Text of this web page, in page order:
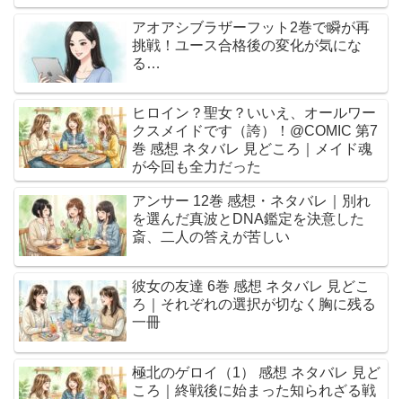
アオアシブラザーフット2巻で瞬が再
挑戦！ユース合格後の変化が気にな
る…
ヒロイン？聖女？いいえ、オールワー
クスメイドです（誇）！@COMIC 第7
巻 感想 ネタバレ 見どころ｜メイド魂
が今回も全力だった
アンサー 12巻 感想・ネタバレ｜別れ
を選んだ真波とDNA鑑定を決意した
斎、二人の答えが苦しい
彼女の友達 6巻 感想 ネタバレ 見どこ
ろ｜それぞれの選択が切なく胸に残る
一冊
極北のゲロイ（1） 感想 ネタバレ 見ど
ころ｜終戦後に始まった知られざる戦